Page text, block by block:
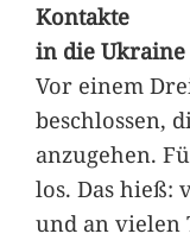
Kontakte
in die Ukraine
Vor einem
beschlossen,
anzugehen.
los. Das hieß:
und an vielen